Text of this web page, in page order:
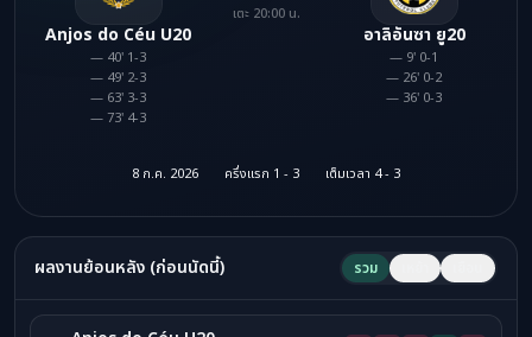
Anjos do Céu U20
— 40' 1-3
— 49' 2-3
— 63' 3-3
— 73' 4-3
เตะ 20:00 น.
อาลิอันซา ยู20
— 9' 0-1
— 26' 0-2
— 36' 0-3
8 ก.ค. 2026 ครึ่งแรก 1 - 3 เต็มเวลา 4 - 3
ผลงานย้อนหลัง (ก่อนนัดนี้) รวม